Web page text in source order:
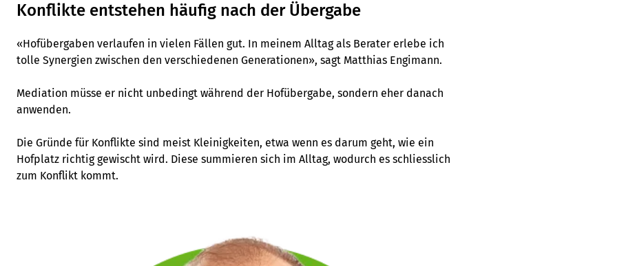
Konflikte entstehen häufig nach der Übergabe
«Hofübergaben verlaufen in vielen Fällen gut. In meinem Alltag als Berater erlebe ich
tolle Synergien zwischen den verschiedenen Generationen», sagt Matthias Engimann.
Mediation müsse er nicht unbedingt während der Hofübergabe, sondern eher danach
anwenden.
Die Gründe für Konflikte sind meist Kleinigkeiten, etwa wenn es darum geht, wie ein
Hofplatz richtig gewischt wird. Diese summieren sich im Alltag, wodurch es schliesslich
zum Konflikt kommt.